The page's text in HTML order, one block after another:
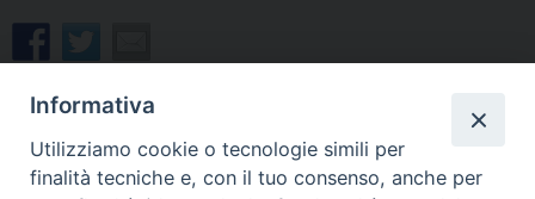
Informativa
Utilizziamo cookie o tecnologie simili per
finalità tecniche e, con il tuo consenso, anche per